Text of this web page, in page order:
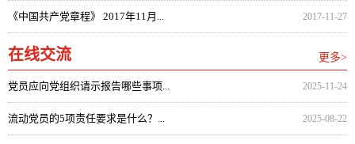
《中国共产党章程》 2017年11月... 2017-11-27
在线交流 更多>
党员应向党组织请示报告哪些事项... 2025-11-24
流动党员的5项责任要求是什么？... 2025-08-22